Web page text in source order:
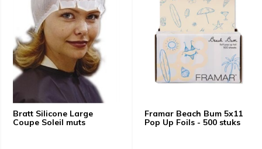
Bratt Silicone Large
Coupe Soleil muts
Framar Beach Bum 5x11
Pop Up Foils - 500 stuks